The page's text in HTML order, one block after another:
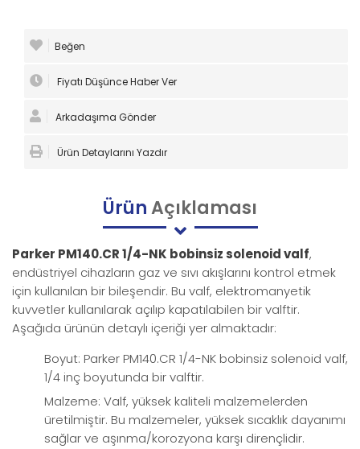
Beğen
Fiyatı Düşünce Haber Ver
Arkadaşıma Gönder
Ürün Detaylarını Yazdır
ÜrünAçıklaması
Parker PM140.CR 1/4-NK bobinsiz solenoid valf,
endüstriyel cihazların gaz ve sıvı akışlarını kontrol etmek
için kullanılan bir bileşendir. Bu valf, elektromanyetik
kuvvetler kullanılarak açılıp kapatılabilen bir valftir.
Aşağıda ürünün detaylı içeriği yer almaktadır:
Boyut: Parker PM140.CR 1/4-NK bobinsiz solenoid valf,
1/4 inç boyutunda bir valftir.
Malzeme: Valf, yüksek kaliteli malzemelerden
üretilmiştir. Bu malzemeler, yüksek sıcaklık dayanımı
sağlar ve aşınma/korozyona karşı dirençlidir.